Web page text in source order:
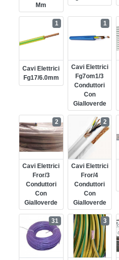
Mm
Cavi Elettrici
Fg17/6.0mm
1
Cavi Elettrici
Fg7om1/3
Conduttori
Con
Gialloverde
1
Cavi Elettrici
Fror/3
Conduttori
Con
Gialloverde
2
Cavi Elettrici
Fror/4
Conduttori
Con
Gialloverde
2
31 3